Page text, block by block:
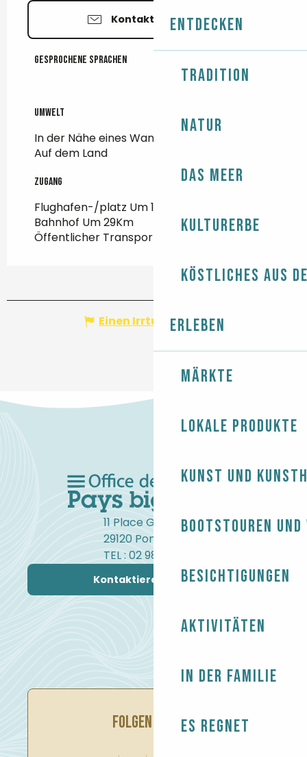
Entdecken
Tradition
Natur
Das Meer
Kulturerbe
Köstliches aus
Erleben
Märkte
Lokale Produkte
Kunst und
Bootstouren
Besichtigungen
Aktivitäten
In der Familie
Es regnet
Kontaktieren Sie uns
Gesprochene Sprachen
Gesprochene Sprachen
Umwelt
Umwelt
In der Nähe eines Wanderwegs
Auf dem Land
Zugang
Zugang
Flughafen-/platz Um 103Km
Bahnhof Um 29Km
Öffentlicher Transport Um 600m
Einen Irrtum angeben
11 Place Gambetta
29120 Pont-l'Abbé
TEL : 02 98 82 37 99
Kontaktieren Sie uns
FOLGEN SIE UNS